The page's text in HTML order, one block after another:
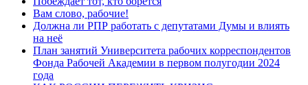
Вам слово, рабочие!
Должна ли РПР работать с депутатами Думы и влиять
на неё
План занятий Университета рабочих корреспондентов
Фонда Рабочей Академии в первом полугодии 2024
года